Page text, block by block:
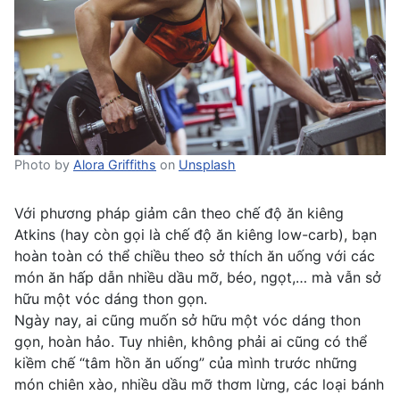
Photo by Alora Griffiths on Unsplash
Với phương pháp giảm cân theo chế độ ăn kiêng
Atkins (hay còn gọi là chế độ ăn kiêng low-carb), bạn
hoàn toàn có thể chiều theo sở thích ăn uống với các
món ăn hấp dẫn nhiều dầu mỡ, béo, ngọt,… mà vẫn sở
hữu một vóc dáng thon gọn.
Ngày nay, ai cũng muốn sở hữu một vóc dáng thon
gọn, hoàn hảo. Tuy nhiên, không phải ai cũng có thể
kiềm chế “tâm hồn ăn uống” của mình trước những
món chiên xào, nhiều dầu mỡ thơm lừng, các loại bánh